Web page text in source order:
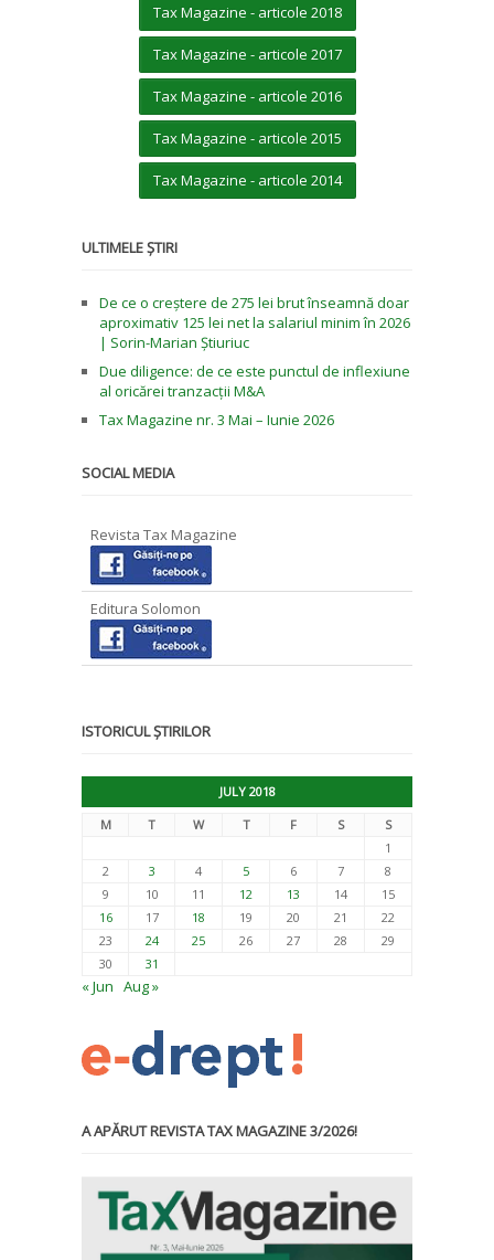
Tax Magazine - articole 2018
Tax Magazine - articole 2017
Tax Magazine - articole 2016
Tax Magazine - articole 2015
Tax Magazine - articole 2014
ULTIMELE ȘTIRI
De ce o creștere de 275 lei brut înseamnă doar
aproximativ 125 lei net la salariul minim în 2026
| Sorin-Marian Știuriuc
Due diligence: de ce este punctul de inflexiune
al oricărei tranzacții M&A
Tax Magazine nr. 3 Mai – Iunie 2026
SOCIAL MEDIA
Revista Tax Magazine
Editura Solomon
ISTORICUL ȘTIRILOR
JULY 2018
M
T W T F S
S
1
2
3 4 5 6 7
8
9
10 11 12 13 14
15
16
17 18 19 20 21
22
23
24 25 26 27 28
29
30
31
« Jun Aug »
A APĂRUT REVISTA TAX MAGAZINE 3/2026!